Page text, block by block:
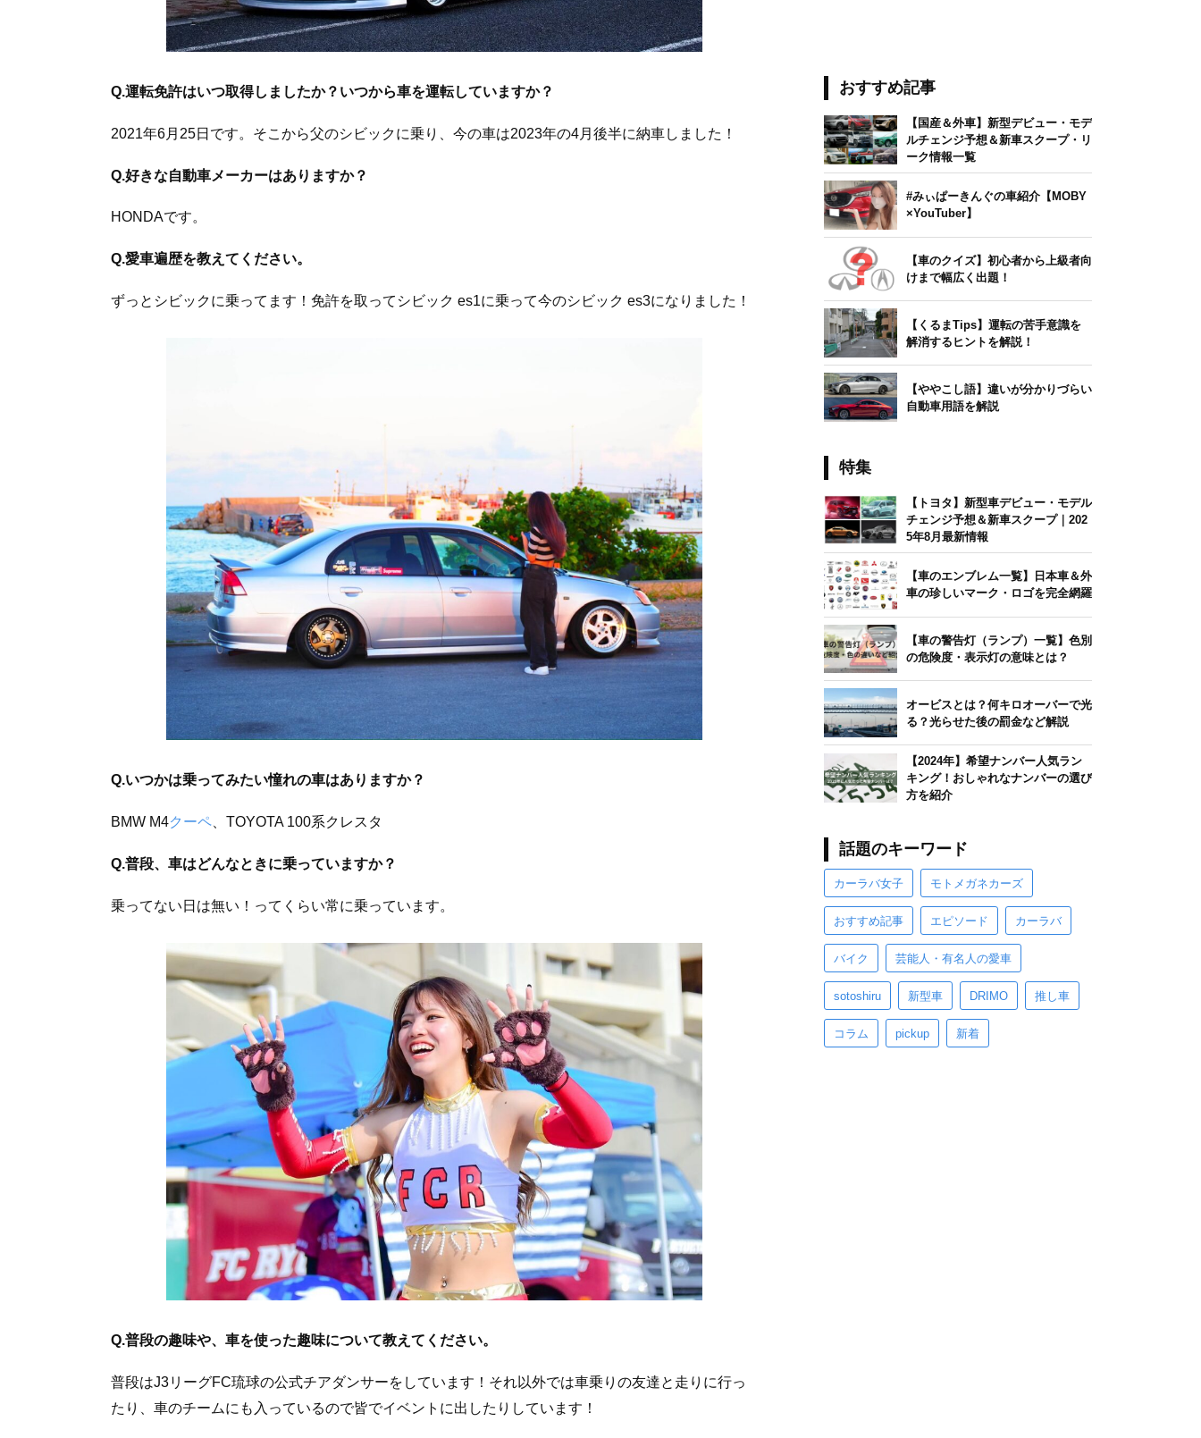
Q.運転免許はいつ取得しましたか？いつから車を運転していますか？
2021年6月25日です。そこから父のシビックに乗り、今の車は2023年の4月後半に納車しました！
Q.好きな自動車メーカーはありますか？
HONDAです。
Q.愛車遍歴を教えてください。
ずっとシビックに乗ってます！免許を取ってシビック es1に乗って今のシビック es3になりました！
Q.いつかは乗ってみたい憧れの車はありますか？
BMW M4クーペ 、TOYOTA 100系クレスタ
Q.普段、車はどんなときに乗っていますか？
乗ってない日は無い！ってくらい常に乗っています。
Q.普段の趣味や、車を使った趣味について教えてください。
普段はJ3リーグFC琉球の公式チアダンサーをしています！それ以外では車乗りの友達と走りに行っ
たり、車のチームにも入っているので皆でイベントに出したりしています！
おすすめ記事
【国産＆外車】新型デビュー・モデ
ルチェンジ予想＆新車スクープ・リ
ーク情報一覧
#みぃぱーきんぐの車紹介【MOBY
×YouTuber】
【車のクイズ】初心者から上級者向
けまで幅広く出題！
【くるまTips】運転の苦手意識を
解消するヒントを解説！
【ややこし語】違いが分かりづらい
自動車用語を解説
特集
【トヨタ】新型車デビュー・モデル
チェンジ予想＆新車スクープ｜202
5年8月最新情報
【車のエンブレム一覧】日本車＆外
車の珍しいマーク・ロゴを完全網羅
【車の警告灯（ランプ）一覧】色別
の危険度・表示灯の意味とは？
オービスとは？何キロオーバーで光
る？光らせた後の罰金など解説
【2024年】希望ナンバー人気ラン
キング！おしゃれなナンバーの選び
方を紹介
話題のキーワード
カーラバ女子 モトメガネカーズ
おすすめ記事 エピソード カーラバ
バイク 芸能人・有名人の愛車
sotoshiru 新型車 DRIMO 推し車
コラム pickup 新着